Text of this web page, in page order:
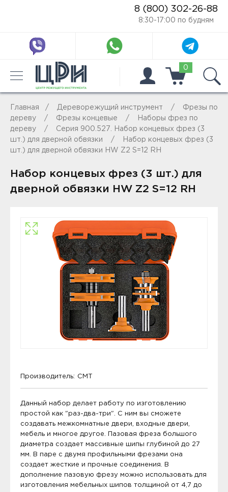
8 (800) 302-26-88
8:30-17:00 по будням
0
Главная Дереворежущий инструмент
Фрезы по
дереву
Фрезы концевые
Наборы фрез по
дереву
Серия 900.527. Набор концевых фрез (3
шт.) для дверной обвязки
Набор концевых фрез (3
шт.) для дверной обвязки HW Z2 S=12 RH
Набор концевых фрез (3 шт.) для
дверной обвязки HW Z2 S=12 RH
Производитель: CMT
Данный набор делает работу по изготовлению
простой как "раз-два-три". С ним вы сможете
создавать межкомнатные двери, входные двери,
мебель и многое другое. Пазовая фреза большого
диаметра создает массивные шипы глубиной до 27
мм. В паре с двумя профильными фрезами она
создает жесткие и прочные соединения. В
дополнение пазовую фрезу можно использовать для
изготовления мебельных шипов толщиной от 4,7 до